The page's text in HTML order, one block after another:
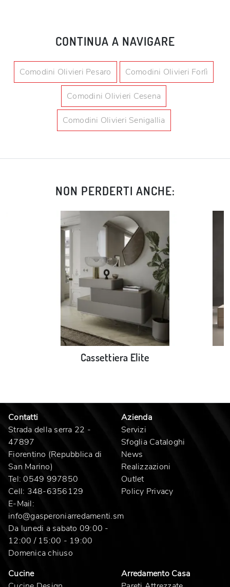
NON PERDERTI ANCHE:
Cassettiera Elite
CONTINUA A NAVIGARE
Comodini Olivieri Pesaro Comodini Olivieri Forlì
Comodini Olivieri Cesena
Comodini Olivieri Senigallia
Contatti
Strada della serra 22 -
47897
Fiorentino (Repubblica di
San Marino)
Tel: 0549 997850
Cell: 348-6356129
E-Mail:
info@gasperoniarredamenti.sm
Da lunedi a sabato 09:00 -
12:00 / 15:00 - 19:00
Domenica chiuso
Azienda
Servizi
Sfoglia Cataloghi
News
Realizzazioni
Outlet
Policy Privacy
Cucine
Arredamento Casa